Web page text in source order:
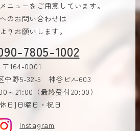
ニューをご用意しています。
のお問い合わせは
りお願いします。
7805-1002
〒164-0001
中野5-32-5 神谷ビル603
～21:00（最終受付20:00）
日]日曜日・祝日
Instagram